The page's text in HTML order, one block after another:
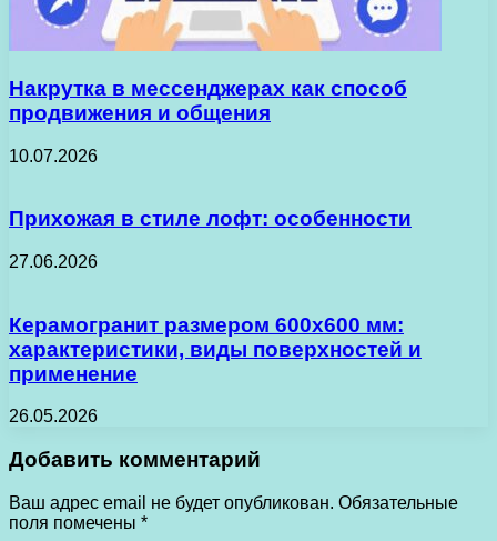
Накрутка в мессенджерах как способ
продвижения и общения
10.07.2026
Прихожая в стиле лофт: особенности
27.06.2026
Керамогранит размером 600х600 мм:
характеристики, виды поверхностей и
применение
26.05.2026
Добавить комментарий
Ваш адрес email не будет опубликован. Обязательные
поля помечены *